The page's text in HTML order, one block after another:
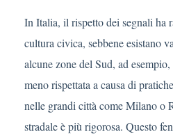
In Italia, il rispetto dei segnali ha
cultura civica, sebbene esistano
alcune zone del Sud, ad
meno rispettata a causa di
nelle grandi città come Milano o
stradale è più rigorosa. Questo